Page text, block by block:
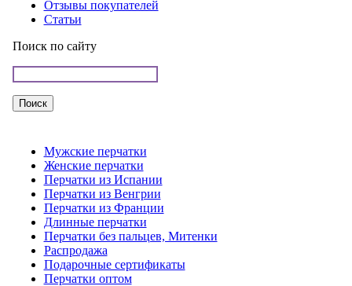
Отзывы покупателей
Статьи
Поиск по сайту
Мужские перчатки
Женские перчатки
Перчатки из Испании
Перчатки из Венгрии
Перчатки из Франции
Длинные перчатки
Перчатки без пальцев, Митенки
Распродажа
Подарочные сертификаты
Перчатки оптом